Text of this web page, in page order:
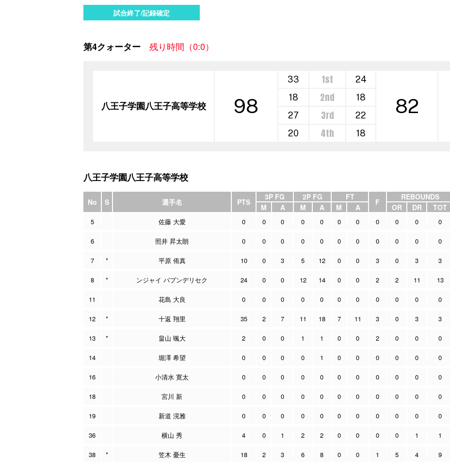
試合終了/記録確定
第4クォーター 残り時間（0:0）
八王子学園八王子高等学校 98
33 1st 24
82
18 2nd
18
27
3rd
22
20
4th 18
八王子学園八王子高等学校
No S 選手名 PTS
3P FG 2P FG FT
F
REBOUNDS
M A M A M A OR DR TOT
5 佐藤 大愛 0 0 0 0 0 0 0 0 0 0 0
6 照井 昇太朗 0 0 0 0 0 0 0 0 0 0 0
7 * 平原 侑真 10 0 3 5 12 0 0 3 0 3 3
8 * ンジャイ パプンデリセク 24 0 0 12 14 0 0 2 2 11 13
11 花島 大良 0 0 0 0 0 0 0 0 0 0 0
12 * 十返 翔里 35 2 7 11 18 7 11 3 0 3 3
13 * 畠山 颯大 2 0 0 1 1 0 0 2 0 0 0
14 堀澤 希望 0 0 0 0 1 0 0 0 0 0 0
16 小清水 寛太 0 0 0 0 0 0 0 0 0 0 0
18 宮川 新 0 0 0 0 0 0 0 0 0 0 0
19 新道 滉雅 0 0 0 0 0 0 0 0 0 0 0
36 横山 秀 4 0 1 2 2 0 0 0 0 1 1
38 * 笠木 憂生 18 2 3 6 8 0 0 1 5 4 9